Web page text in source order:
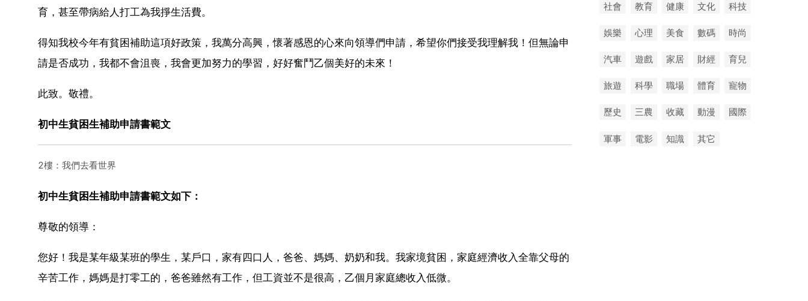
育，甚至帶病給人打工為我掙生活費。
得知我校今年有貧困補助這項好政策，我萬分高興，懷著感恩的心來向領導們申請，希望你們接受我理解我！但無論申
請是否成功，我都不會沮喪，我會更加努力的學習，好好奮鬥乙個美好的未來！
此致。敬禮。
初中生貧困生補助申請書範文
2樓：我們去看世界
初中生貧困生補助申請書範文如下：
尊敬的領導：
您好！我是某年級某班的學生，某戶口，家有四口人，爸爸、媽媽、奶奶和我。我家境貧困，家庭經濟收入全靠父母的
辛苦工作，媽媽是打零工的，爸爸雖然有工作，但工資並不是很高，乙個月家庭總收入低微。
社會 教育 健康 文化 科技
娛樂 心理 美食 數碼 時尚
汽車 遊戲 家居 財經 育兒
旅遊 科學 職場 體育 寵物
歷史 三農 收藏 動漫 國際
軍事 電影 知識 其它